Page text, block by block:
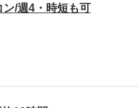
/週4・時短も可